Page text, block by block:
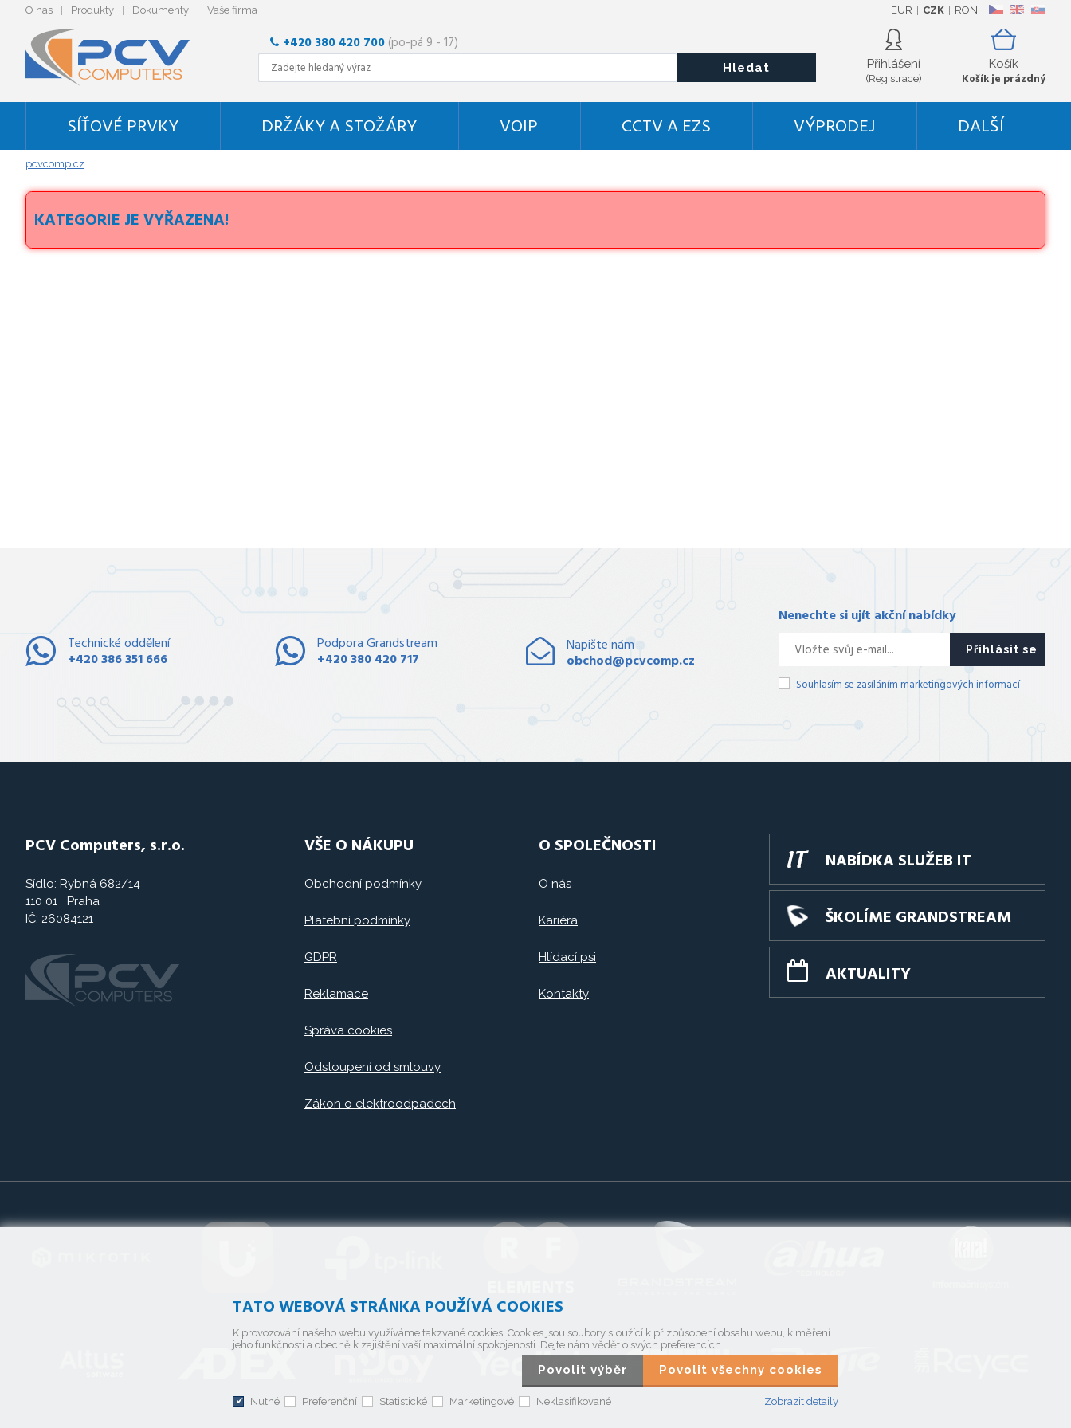
O nás Produkty Dokumenty Vaše firma CZ EN SK
EUR CZK RON
Košík
Košík je prázdný
Přihlášení
(Registrace)
+420 380 420 700 (po-pá 9 - 17)
Hledat
SÍŤOVÉ PRVKY DRŽÁKY A STOŽÁRY VOIP CCTV A EZS VÝPRODEJ DALŠÍ
pcvcomp.cz
KATEGORIE JE VYŘAZENA!
Technické oddělení
+420 386 351 666
Podpora Grandstream
+420 380 420 717
Napište nám
obchod@pcvcomp.cz
Nenechte si ujít akční nabídky
Přihlásit se
Souhlasím se zasíláním marketingových informací
PCV Computers, s.r.o.
Sídlo: Rybná 682/14
110 01 Praha
IČ: 26084121
VŠE O NÁKUPU
Obchodní podmínky
Platební podmínky
GDPR
Reklamace
Správa cookies
Odstoupení od smlouvy
Zákon o elektroodpadech
O SPOLEČNOSTI
O nás
Kariéra
Hlídací psi
Kontakty
NABÍDKA SLUŽEB IT
ŠKOLÍME GRANDSTREAM
AKTUALITY
TATO WEBOVÁ STRÁNKA POUŽÍVÁ COOKIES
K provozování našeho webu využíváme takzvané cookies. Cookies jsou soubory sloužící k přizpůsobení obsahu webu, k měření
jeho funkčnosti a obecně k zajištění vaší maximální spokojenosti. Dejte nám vědět o svých preferencích.
Povolit výběr Povolit všechny cookies
Nutné Preferenční Statistické Marketingové Neklasifikované Zobrazit detaily